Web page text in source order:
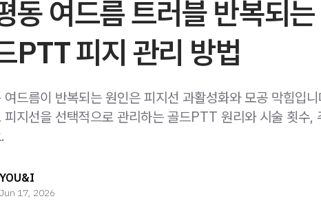
동 여드름 트러블 반복되
PTT 피지 관리 방법
여드름이 반복되는 원인은 피지선 과활성화와 모공 막힘입
피지선을 선택적으로 관리하는 골드PTT 원리와 시술 횟수,
YOU&I
Jun 17, 2026